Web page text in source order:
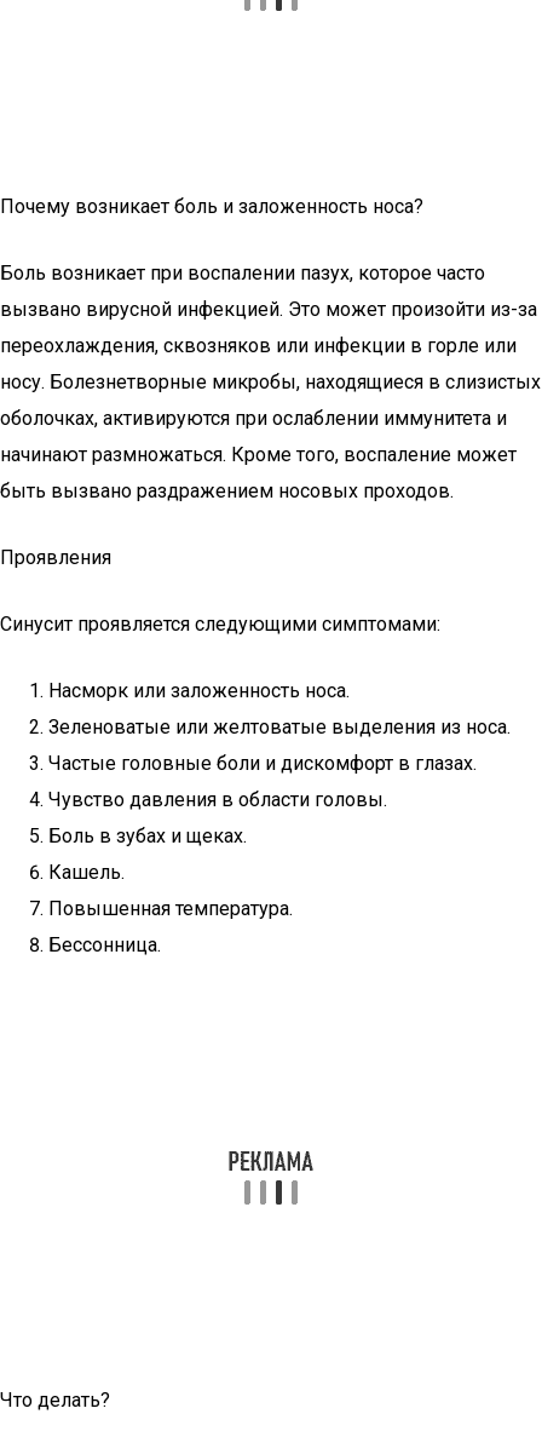
Почему возникает боль и заложенность носа?
Боль возникает при воспалении пазух, которое часто
вызвано вирусной инфекцией. Это может произойти из-за
переохлаждения, сквозняков или инфекции в горле или
носу. Болезнетворные микробы, находящиеся в слизистых
оболочках, активируются при ослаблении иммунитета и
начинают размножаться. Кроме того, воспаление может
быть вызвано раздражением носовых проходов.
Проявления
Синусит проявляется следующими симптомами:
Насморк или заложенность носа.
Зеленоватые или желтоватые выделения из носа.
Частые головные боли и дискомфорт в глазах.
Чувство давления в области головы.
Боль в зубах и щеках.
Кашель.
Повышенная температура.
Бессонница.
Что делать?